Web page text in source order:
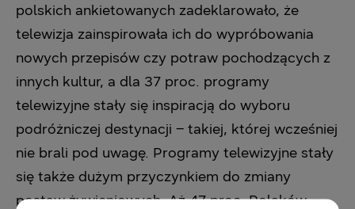
polskich ankietowanych zadeklarowało, że
telewizja zainspirowała ich do wypróbowania
nowych przepisów czy potraw pochodzących z
innych kultur, a dla 37 proc. programy
telewizyjne stały się inspiracją do wyboru
podróżniczej destynacji – takiej, której wcześniej
nie brali pod uwagę. Programy telewizyjne stały
się także dużym przyczynkiem do zmiany
postaw żywieniowych. Aż 47 proc. Polaków –